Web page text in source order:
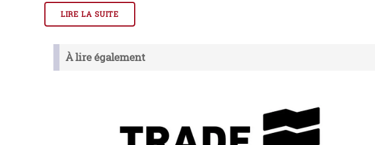
LIRE LA SUITE
À lire également